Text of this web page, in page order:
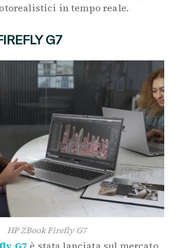
in tempo reale.
G7
HP ZBook Firefly G7